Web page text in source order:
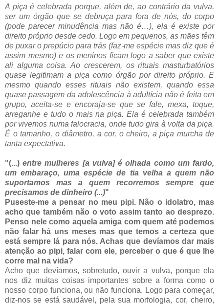
A piça é celebrada porque, além de, ao contrário da vulva,
ser um órgão que se debruça para fora de nós, do corpo
(pode parecer minudência mas não é…), ela é existe por
direito próprio desde cedo. Logo em pequenos, as mães têm
de puxar o prepúcio para trás (faz-me espécie mas diz que é
assim mesmo) e os meninos ficam logo a saber que existe
ali alguma coisa. Ao crescerem, os rituais masturbatórios
quase legitimam a piça como órgão por direito próprio. E
mesmo quando esses rituais não existem, quando essa
quase passagem da adolescência à adultícia não é feita em
grupo, aceita-se e encoraja-se que se fale, mexa, toque,
arreganhe e tudo o mais na piça. Ela é celebrada também
por vivemos numa falocracia, onde tudo gira à volta da piça.
É o tamanho, o diâmetro, a cor, o cheiro, a piça murcha de
tanta expectativa.
"(...)entre mulheres [a vulva] é olhada como um fardo,
um embaraço, uma espécie de tia velha a quem não
suportamos mas a quem recorremos sempre que
precisamos de dinheiro (...)"
Puseste-me a pensar no meu pipi. Não o idolatro, mas
acho que também não o voto assim tanto ao desprezo.
Penso nele como aquela amiga com quem até podemos
não falar há uns meses mas que temos a certeza que
está sempre lá para nós. Achas que devíamos dar mais
atenção ao pipi, falar com ele, perceber o que é que lhe
corre mal na vida?
Acho que devíamos, sobretudo, ouvir a vulva, porque ela
nos diz muitas coisas importantes sobre a forma como o
nosso corpo funciona, ou não funciona. Logo para começar,
diz-nos se está saudável, pela sua morfologia, cor, cheiro,